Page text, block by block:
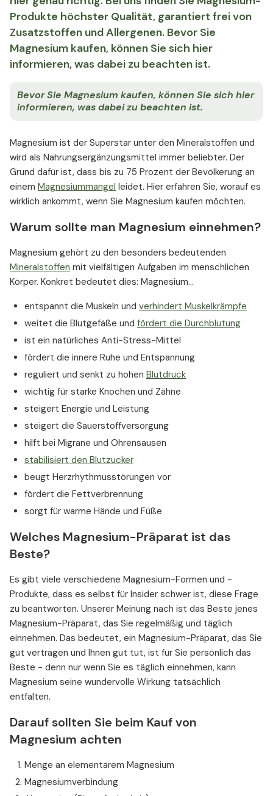
Produkte höchster Qualität, garantiert frei von
Zusatzstoffen und Allergenen. Bevor Sie
Magnesium kaufen, können Sie sich hier
informieren, was dabei zu beachten ist.
Bevor Sie Magnesium kaufen, können Sie sich hier
informieren, was dabei zu beachten ist.
Magnesium ist der Superstar unter den Mineralstoffen und
wird als Nahrungsergänzungsmittel immer beliebter. Der
Grund dafür ist, dass bis zu 75 Prozent der Bevölkerung an
einem Magnesiummangel leidet. Hier erfahren Sie, worauf es
wirklich ankommt, wenn Sie Magnesium kaufen möchten.
Warum sollte man Magnesium einnehmen?
Magnesium gehört zu den besonders bedeutenden
Mineralstoffen mit vielfältigen Aufgaben im menschlichen
Körper. Konkret bedeutet dies: Magnesium…
entspannt die Muskeln und verhindert Muskelkrämpfe
weitet die Blutgefäße und fördert die Durchblutung
ist ein natürliches Anti-Stress-Mittel
fördert die innere Ruhe und Entspannung
reguliert und senkt zu hohen Blutdruck
wichtig für starke Knochen und Zähne
steigert Energie und Leistung
steigert die Sauerstoffversorgung
hilft bei Migräne und Ohrensausen
stabilisiert den Blutzucker
beugt Herzrhythmusstörungen vor
fördert die Fettverbrennung
sorgt für warme Hände und Füße
Welches Magnesium-Präparat ist das
Beste?
Es gibt viele verschiedene Magnesium-Formen und -
Produkte, dass es selbst für Insider schwer ist, diese Frage
zu beantworten. Unserer Meinung nach ist das Beste jenes
Magnesium-Präparat, das Sie regelmäßig und täglich
einnehmen. Das bedeutet, ein Magnesium-Präparat, das Sie
gut vertragen und Ihnen gut tut, ist für Sie persönlich das
Beste - denn nur wenn Sie es täglich einnehmen, kann
Magnesium seine wundervolle Wirkung tatsächlich
entfalten.
Darauf sollten Sie beim Kauf von
Magnesium achten
Menge an elementarem Magnesium
Magnesiumverbindung